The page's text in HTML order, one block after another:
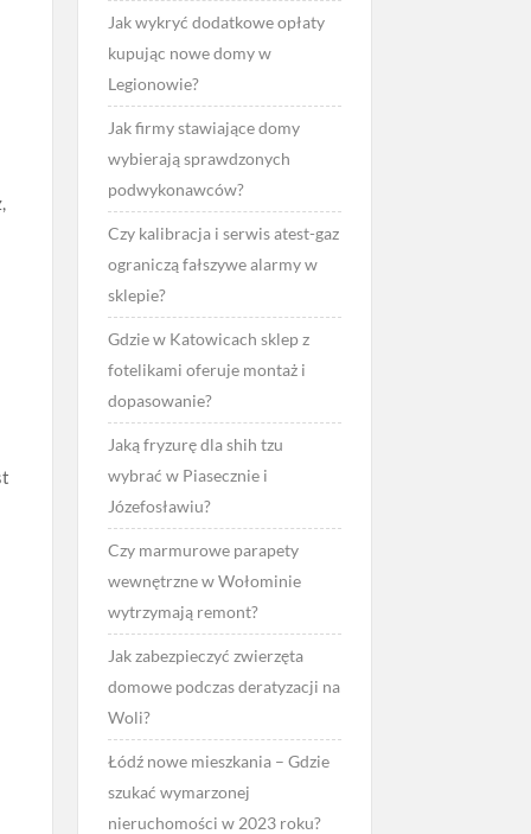
Jak wykryć dodatkowe opłaty
kupując nowe domy w
Legionowie?
Jak firmy stawiające domy
wybierają sprawdzonych
podwykonawców?
Czy kalibracja i serwis atest-gaz
ograniczą fałszywe alarmy w
sklepie?
Gdzie w Katowicach sklep z
fotelikami oferuje montaż i
dopasowanie?
Jaką fryzurę dla shih tzu
wybrać w Piasecznie i
Józefosławiu?
Czy marmurowe parapety
wewnętrzne w Wołominie
wytrzymają remont?
Jak zabezpieczyć zwierzęta
domowe podczas deratyzacji na
Woli?
Łódź nowe mieszkania – Gdzie
szukać wymarzonej
nieruchomości w 2023 roku?